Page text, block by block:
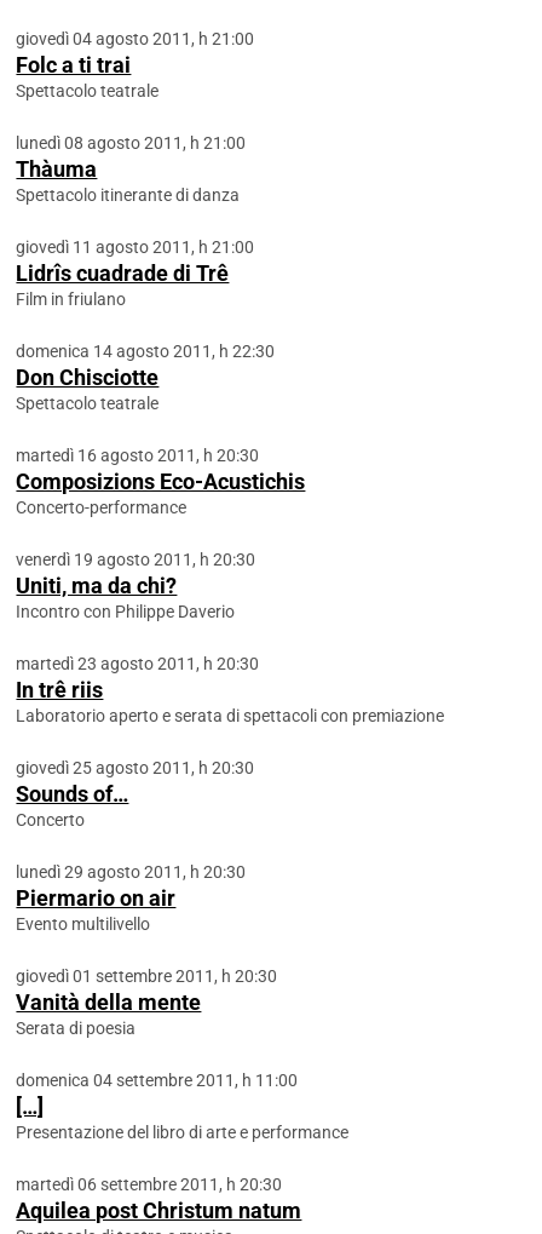
giovedì 04 agosto 2011, h 21:00
Folc a ti trai
Spettacolo teatrale
lunedì 08 agosto 2011, h 21:00
Thàuma
Spettacolo itinerante di danza
giovedì 11 agosto 2011, h 21:00
Lidrîs cuadrade di Trê
Film in friulano
domenica 14 agosto 2011, h 22:30
Don Chisciotte
Spettacolo teatrale
martedì 16 agosto 2011, h 20:30
Composizions Eco-Acustichis
Concerto-performance
venerdì 19 agosto 2011, h 20:30
Uniti, ma da chi?
Incontro con Philippe Daverio
martedì 23 agosto 2011, h 20:30
In trê riis
Laboratorio aperto e serata di spettacoli con premiazione
giovedì 25 agosto 2011, h 20:30
Sounds of…
Concerto
lunedì 29 agosto 2011, h 20:30
Piermario on air
Evento multilivello
giovedì 01 settembre 2011, h 20:30
Vanità della mente
Serata di poesia
domenica 04 settembre 2011, h 11:00
[…]
Presentazione del libro di arte e performance
martedì 06 settembre 2011, h 20:30
Aquilea post Christum natum